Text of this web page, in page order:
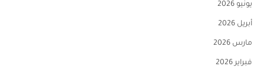
يونيو 2026
أبريل 2026
مارس 2026
فبراير 2026